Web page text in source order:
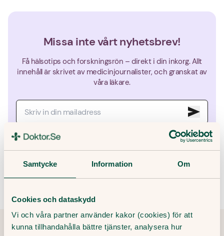
Samtycke Information Om
Cookies och dataskydd
Vi och våra partner använder kakor (cookies) för att
kunna tillhandahålla bättre tjänster, analysera hur
Missa inte vårt nyhetsbrev!
Få hälsotips och forskningsrön – direkt i din inkorg. Allt
innehåll är skrivet av medicinjournalister, och granskat av
våra läkare.
Genom att ange din e-post godkänner du våra villkor och
sekretesspolicy, samt att ta emot e-post som innehåller marknadsföring
från Doktor.se.